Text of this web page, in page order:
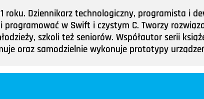
roku. Dziennikarz technologiczny, programista i
w Swift i czystym C. Tworzy
szkoli też seniorów. Współautor serii
oraz samodzielnie wykonuje prototypy